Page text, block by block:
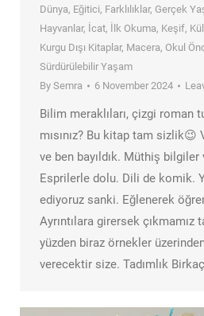
Dünya, Eğitici, Farklılıklar, Gerçek
Hayvanlar, İcat, İlk Okuma, Keşif,
Kurgu Dışı Kitaplar, Macera, Okul
Sürdürülebilir Yaşam
By Semra 6 November 2024
Bilim meraklıları, çizgi roman
mısınız? Bu kitap tam
ve ben bayıldık. Müthiş
Esprilerle dolu. Dili de komik.
ediyoruz sanki. Eğlenerek
Ayrıntılara girersek çıkmamız
yüzden biraz örnekler
verecektir size. Tadımlık